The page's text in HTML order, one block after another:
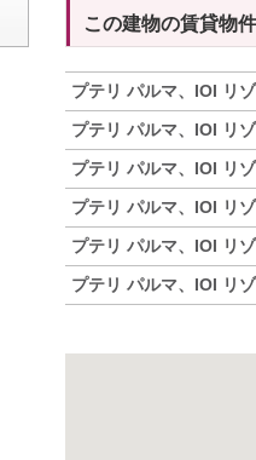
この建物の賃貸物件
プテリ パルマ、IOI リ
プテリ パルマ、IOI リ
プテリ パルマ、IOI リ
プテリ パルマ、IOI リ
プテリ パルマ、IOI リ
プテリ パルマ、IOI リ